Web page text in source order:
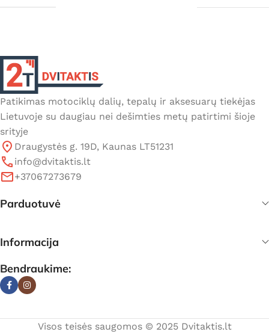
Patikimas motociklų dalių, tepalų ir aksesuarų tiekėjas
Lietuvoje su daugiau nei dešimties metų patirtimi šioje
srityje
Draugystės g. 19D, Kaunas LT51231
info@dvitaktis.lt
+37067273679
Parduotuvė
Informacija
Bendraukime:
Visos teisės saugomos © 2025 Dvitaktis.lt